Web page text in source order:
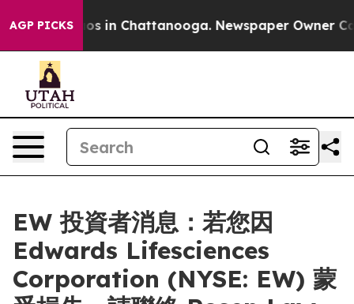
AGP PICKSChaos in Chattanooga. Newspaper Owner
EW 投資者消息：若您因
Edwards Lifesciences
Corporation (NYSE: EW) 蒙